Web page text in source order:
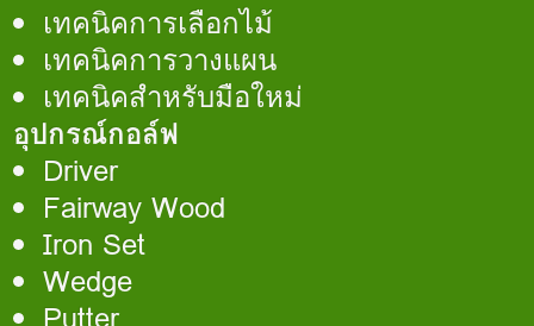
เทคนิคการเลือกไม้
เทคนิคการวางแผน
เทคนิคสำหรับมือใหม่
อุปกรณ์กอล์ฟ
Driver
Fairway Wood
Iron Set
Wedge